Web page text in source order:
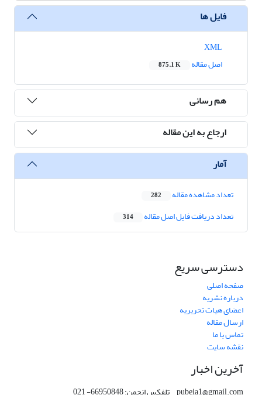
فایل ها
اصل مقاله
875.1 K
هم رسانی
ارجاع به این مقاله
آمار
تعداد مشاهده مقاله 282
تعداد دریافت فایل اصل مقاله 314
دسترسی سریع
صفحه اصلی
درباره نشریه
اعضای هیات تحریریه
ارسال مقاله
تماس با ما
نقشه سایت
آخرین اخبار